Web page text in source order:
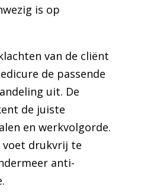
is op
van de cliënt
de passende
uit. De
de juiste
en werkvolgorde.
voet drukvrij te
anti-